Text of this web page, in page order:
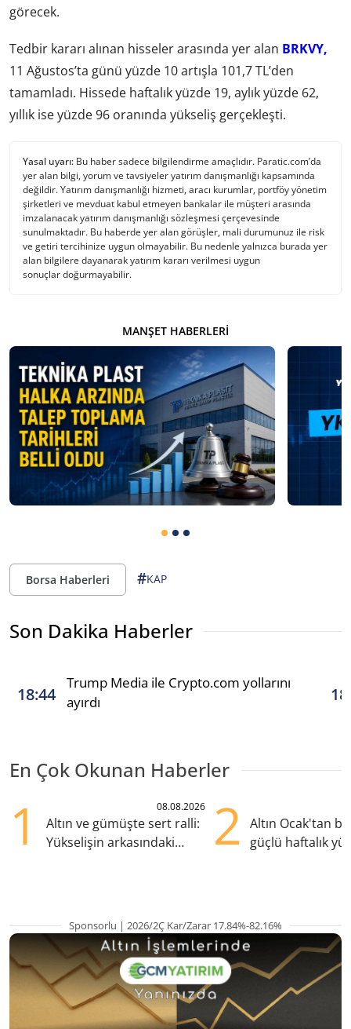
görecek.
Tedbir kararı alınan hisseler arasında yer alan BRKVY,
11 Ağustos’ta günü yüzde 10 artışla 101,7 TL’den
tamamladı. Hissede haftalık yüzde 19, aylık yüzde 62,
yıllık ise yüzde 96 oranında yükseliş gerçekleşti.
Yasal uyarı: Bu haber sadece bilgilendirme amaçlıdır. Paratic.com’da
yer alan bilgi, yorum ve tavsiyeler yatırım danışmanlığı kapsamında
değildir. Yatırım danışmanlığı hizmeti, aracı kurumlar, portföy yönetim
şirketleri ve mevduat kabul etmeyen bankalar ile müşteri arasında
imzalanacak yatırım danışmanlığı sözleşmesi çerçevesinde
sunulmaktadır. Bu haberde yer alan görüşler, mali durumunuz ile risk
ve getiri tercihinize uygun olmayabilir. Bu nedenle yalnızca burada yer
alan bilgilere dayanarak yatırım kararı verilmesi uygun
sonuçlar doğurmayabilir.
MANŞET HABERLERI
Borsa Haberleri #KAP
Son Dakika Haberler
18:44
Trump Media ile Crypto.com yollarını
ayırdı
En Çok Okunan Haberler
1 08.08.2026
Altın ve gümüşte sert ralli:
Yükselişin arkasındaki
2
Altın Ocak'tan
güçlü haftalık
Sponsorlu | 2026/2Ç Kar/Zarar 17.84%-82.16%